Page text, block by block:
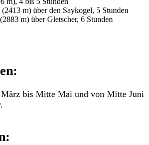
(2413 m) über den Saykogel, 5 Stunden
(2883 m) über Gletscher, 6 Stunden
bis Mitte Mai und von Mitte Juni